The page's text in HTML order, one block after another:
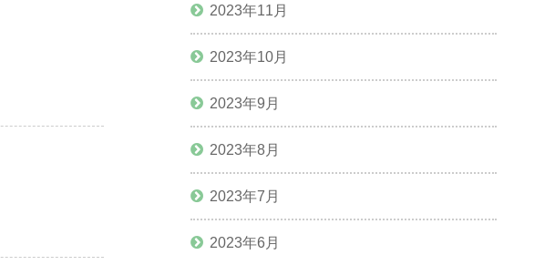
2023年11月
2023年10月
2023年9月
2023年8月
2023年7月
2023年6月